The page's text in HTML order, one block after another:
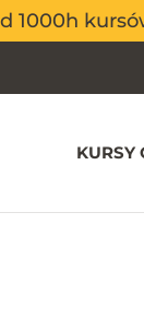
1000h
1000h
KURSY